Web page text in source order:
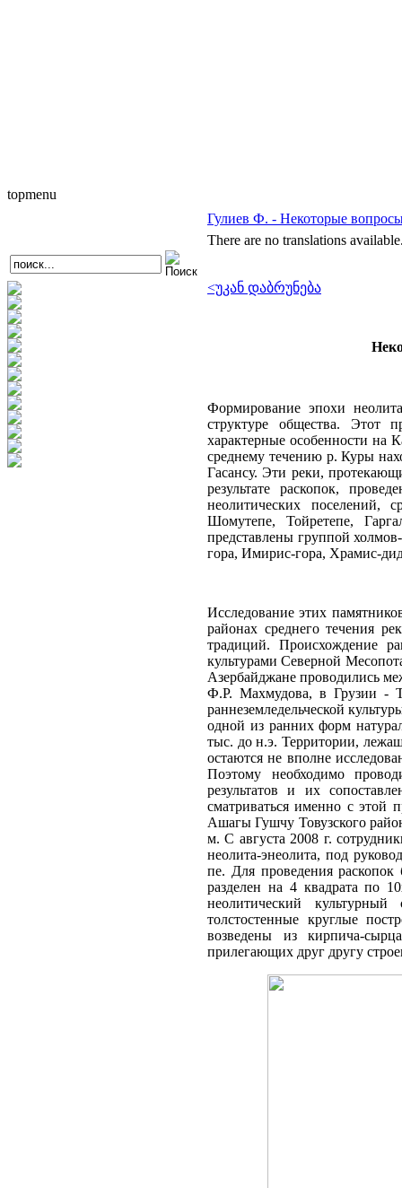
topmenu
Гулиев Ф. - Некоторые
There are no translations
<უკან დაბრუნება
Формирование эпохи
структуре общества. Этот
характерные особенности на
среднему течению р. Куры
Гасансу. Эти реки,
результате раскопок,
неолитических поселений,
Шомутепе, Тойретепе,
представлены группой
гора, Имирис-гора, Храмис-
Исследование этих
районах среднего течения
традиций. Происхождение
культурами Северной
Азербайджане проводились
Ф.Р. Махмудова, в Грузии -
раннеземледельческой
одной из ранних форм
тыс. до н.э. Территории,
остаются не вполне
Поэтому необходимо
результатов и их
сматриваться именно с этой
Ашагы Гушчу Товузского
м. С августа 2008 г.
неолита-энеолита, под
пе. Для проведения
разделен на 4 квадрата по
неолитический
толстостенные круглые
возведены из кирпича-
прилегающих друг другу